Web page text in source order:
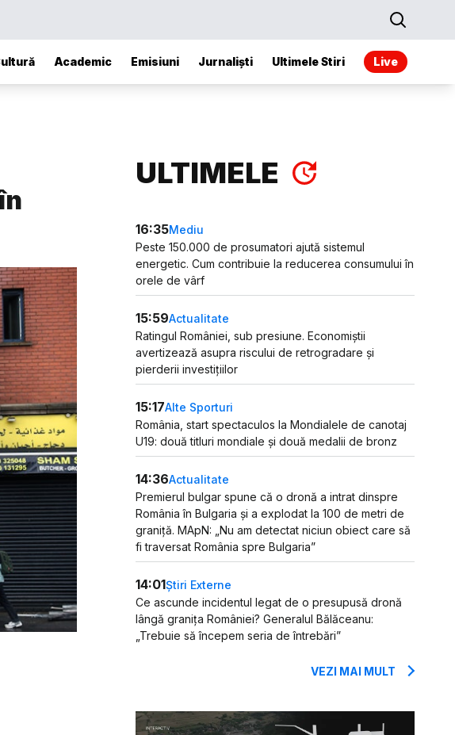
Academic Emisiuni Jurnaliști Ultimele Stiri Live
ULTIMELE
16:35Mediu
Peste 150.000 de prosumatori ajută sistemul
energetic. Cum contribuie la reducerea consumului în
orele de vârf
15:59Actualitate
Ratingul României, sub presiune. Economiștii
avertizează asupra riscului de retrogradare și
pierderii investițiilor
15:17Alte Sporturi
România, start spectaculos la Mondialele de canotaj
U19: două titluri mondiale și două medalii de bronz
14:36Actualitate
Premierul bulgar spune că o dronă a intrat dinspre
România în Bulgaria și a explodat la 100 de metri de
graniță. MApN: „Nu am detectat niciun obiect care să
fi traversat România spre Bulgaria”
14:01Știri Externe
Ce ascunde incidentul legat de o presupusă dronă
lângă granița României? Generalul Bălăceanu:
„Trebuie să începem seria de întrebări”
VEZI MAI MULT